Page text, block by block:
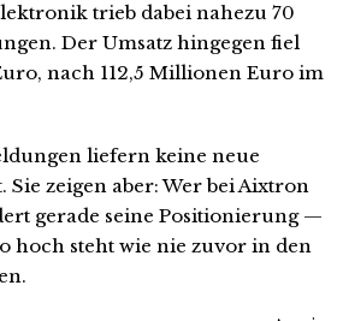
trieb dabei nahezu 70
Der Umsatz hingegen fiel
nach 112,5 Millionen Euro im
liefern keine neue
zeigen aber: Wer bei Aixtron
gerade seine Positionierung —
hoch steht wie nie zuvor in den